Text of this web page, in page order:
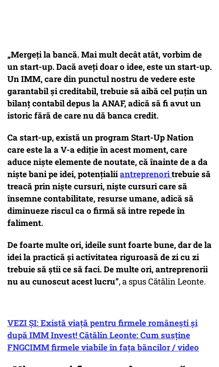
„Mergeți la bancă. Mai mult decât atât, vorbim de
un start-up. Dacă aveți doar o idee, este un start-up.
Un IMM, care din punctul nostru de vedere este
garantabil și creditabil, trebuie să aibă cel puțin un
bilanț contabil depus la ANAF, adică să fi avut un
istoric fără de care nu dă banca credit.
Ca start-up, există un program Start-Up Nation
care este la a V-a ediție în acest moment, care
aduce niște elemente de noutate, că înainte de a da
niște bani pe idei, potențialiiantreprenoritrebuie să
treacă prin niște cursuri, niște cursuri care să
însemne contabilitate, resurse umane, adică să
diminueze riscul ca o firmă să intre repede în
faliment.
De foarte multe ori, ideile sunt foarte bune, dar de la
idei la practică și activitatea riguroasă de zi cu zi
trebuie să știi ce să faci. De multe ori, antreprenorii
nu au cunoscut acest lucru”, a spus Cătălin Leonte.
VEZI ȘI: Există viață pentru firmele românești și
după IMM Invest! Cătălin Leonte: Cum susține
FNGCIMM firmele viabile în fața băncilor / video